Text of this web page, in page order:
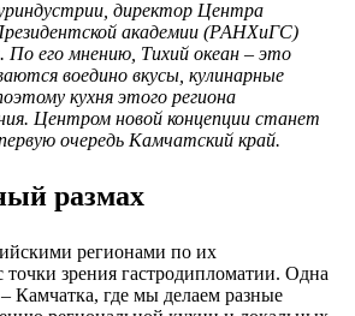
директор Центра
академии (РАНХиГС)
По его мнению, Тихий океан – это
воедино вкусы, кулинарные
кухня этого региона
Центром новой концепции станет
очередь Камчатский край.
размах
регионами по их
зрения гастродипломатии. Одна
Камчатка, где мы делаем разные